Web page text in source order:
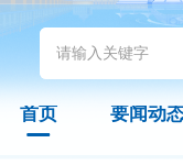
图片新闻
政务公开
首页 要闻动